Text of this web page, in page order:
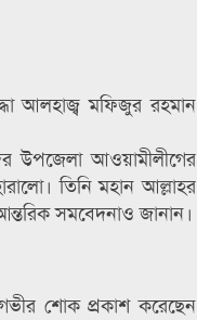
আলহাজ্ব মফিজুর রহমান
উপজেলা আওয়ামীলীগের
তিনি মহান আল্লাহর
সমবেদনাও জানান।
শোক প্রকাশ করেছেন